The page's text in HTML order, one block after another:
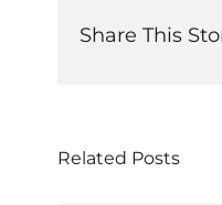
Share This
Related Posts